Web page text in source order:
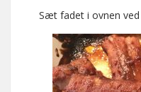
Sæt fadet i ovnen